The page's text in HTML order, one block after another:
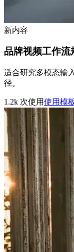
新内容
品牌视频工作流
适合研究多模态输
径。
1.2k 次使用使用模